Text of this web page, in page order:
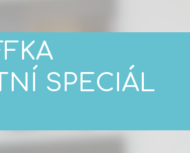
SPECIÁL